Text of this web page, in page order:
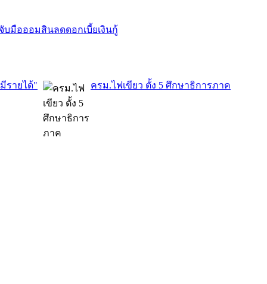
มือออมสินลดดอกเบี้ยเงินกู้
รายได้" ครม.ไฟเขียว ตั้ง 5 ศึกษาธิการภาค